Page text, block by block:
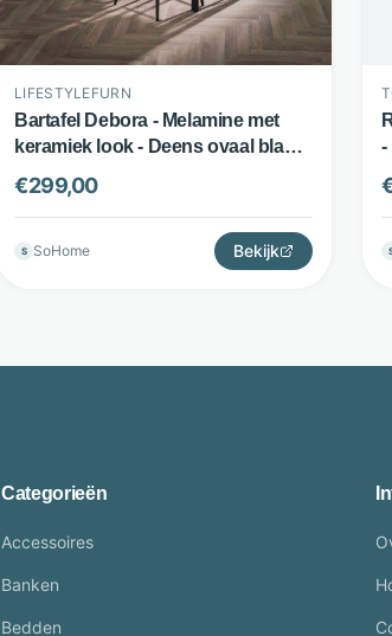
LIFESTYLEFURN
Bartafel Debora - Melamine met
keramiek look - Deens ovaal blad -
3D zwart bruin - LifestyleFurn
€299,00
S SoHome Bekijk
-
Categorieën
Accessoires
Banken
Bedden